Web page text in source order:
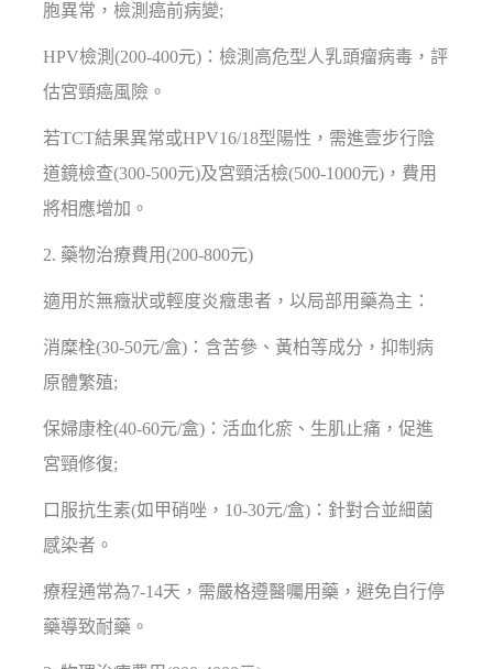
胞異常，檢測癌前病變;
HPV檢測(200-400元)：檢測高危型人乳頭瘤病毒，評
估宮頸癌風險。
若TCT結果異常或HPV16/18型陽性，需進壹步行陰
道鏡檢查(300-500元)及宮頸活檢(500-1000元)，費用
將相應增加。
2. 藥物治療費用(200-800元)
適用於無癥狀或輕度炎癥患者，以局部用藥為主：
消糜栓(30-50元/盒)：含苦參、黃柏等成分，抑制病
原體繁殖;
保婦康栓(40-60元/盒)：活血化瘀、生肌止痛，促進
宮頸修復;
口服抗生素(如甲硝唑，10-30元/盒)：針對合並細菌
感染者。
療程通常為7-14天，需嚴格遵醫囑用藥，避免自行停
藥導致耐藥。